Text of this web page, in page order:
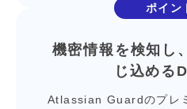
ポイン
機密情報を検知し、
じ込める
Atlassian Guardのプレ